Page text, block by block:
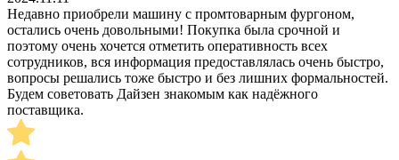
Недавно приобрели машину с промтоварным фургоном,
остались очень довольными! Покупка была срочной и
поэтому очень хочется отметить оперативность всех
сотрудников, вся информация предоставлялась очень быстро,
вопросы решались тоже быстро и без лишних формальностей.
Будем советовать Дайзен знакомым как надёжного
поставщика.